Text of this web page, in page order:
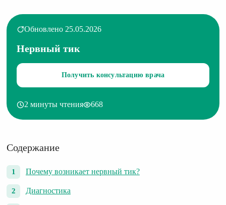
Обновлено 25.05.2026
Нервный тик
Получить консультацию врача
2 минуты чтения 668
Содержание
Почему возникает нервный тик?
Диагностика